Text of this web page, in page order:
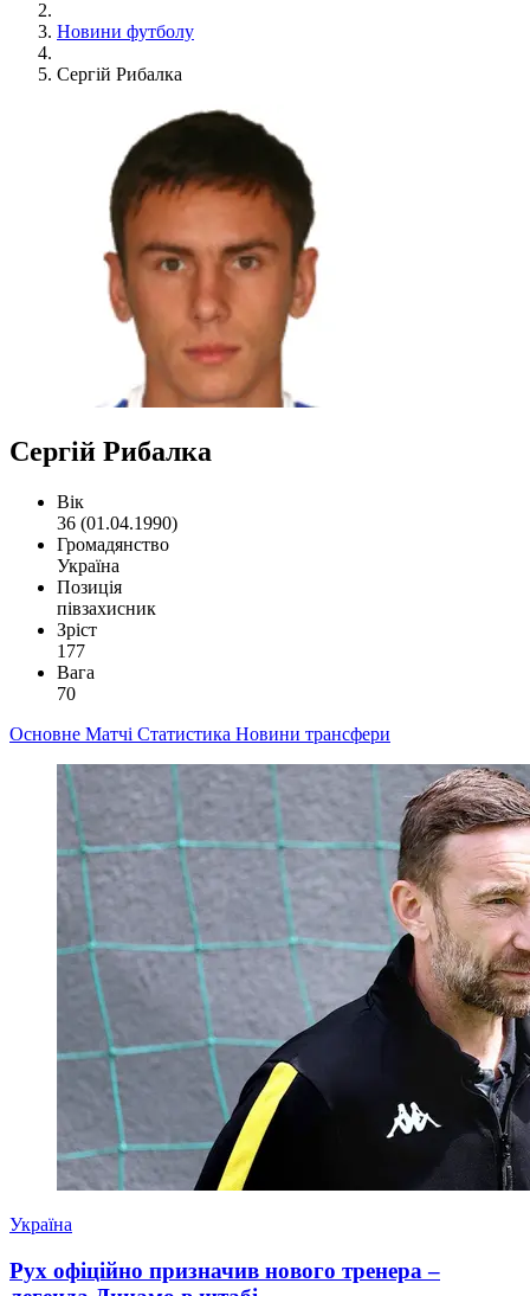
Новини футболу
Сергій Рибалка
Сергій Рибалка
Вік
36 (01.04.1990)
Громадянство
Україна
Позиція
півзахисник
Зріст
177
Вага
70
Основне Матчі Статистика Новини трансфери
Україна
Рух офіційно призначив нового тренера –